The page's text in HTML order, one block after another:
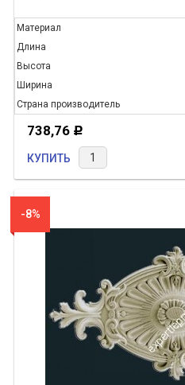
Материал
Длина
Высота
Ширина
Страна производитель
738,76 Р
КУПИТЬ
-8%